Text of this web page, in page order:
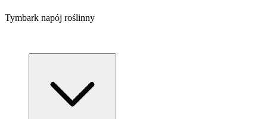
Tymbark napój roślinny